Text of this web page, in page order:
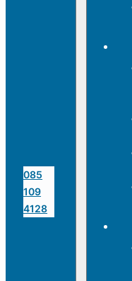
085
109
4128